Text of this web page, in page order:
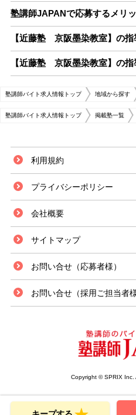
塾講師JAPANで応募するメリ
【近藤塾 京阪墨染教室】の指
【近藤塾 京阪墨染教室】の指
塾講師バイト求人情報トップ 地域から探す
塾講師バイト求人情報トップ 掲載塾一覧
利用規約
プライバシーポリシー
会社概要
サイトマップ
お問い合せ（応募者様）
お問い合せ（採用ご担当者様
Copyright © SPRIX